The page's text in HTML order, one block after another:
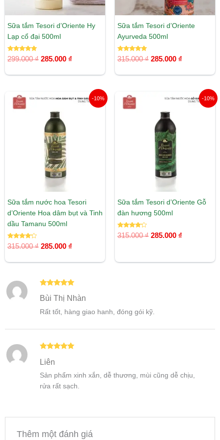
Sữa tắm Tesori d’Oriente Hy
Lạp cổ đại 500ml
Được xếp
hạng
299.000₫ 285.000 ₫
Sữa tắm Tesori d’Oriente
Ayurveda 500ml
Được xếp
hạng
315.000₫ 285.000 ₫
-10%
Sữa tắm nước hoa Tesori
d’Oriente Hoa dâm bụt và Tinh
dầu Tamanu 500ml
Được xếp
hạng
315.000₫
Giá
315.000 ₫.
285.000 ₫
Giá
hiện
-10%
Sữa tắm Tesori d’Oriente Gỗ
đàn hương 500ml
Được xếp
hạng
315.000₫
315.000 ₫.
285.000 ₫
Giá
hiện
hạng
5
Bùi Thị Nhàn
Rất tốt, hàng giao hanh, đóng gói kỹ.
hạng
Liên
Sản phẩm xinh xắn, dễ thương, mùi cũng dễ chịu,
rửa rất sạch.
Thêm một đánh giá